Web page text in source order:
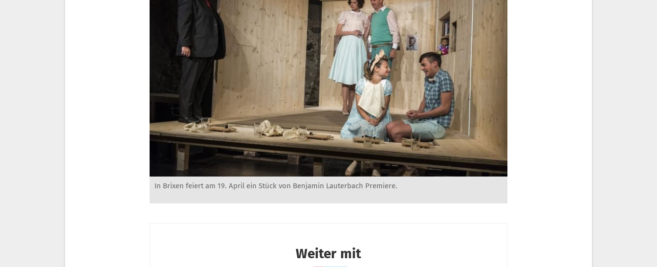
In Brixen feiert am 19. April ein Stück von Benjamin Lauterbach Premiere.